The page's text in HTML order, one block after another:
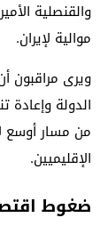
والقنصلية
موالية لإيران.
ويرى مراقبون
الدولة وإعادة
من مسار أوسع
الإقليميين.
ضغوط